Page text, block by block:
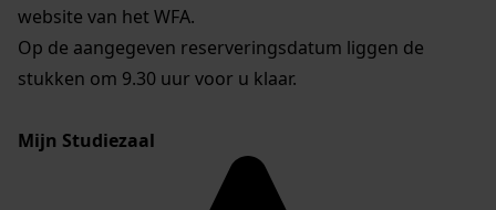
website van het WFA.
Op de aangegeven reserveringsdatum liggen de
stukken om 9.30 uur voor u klaar.
Mijn Studiezaal